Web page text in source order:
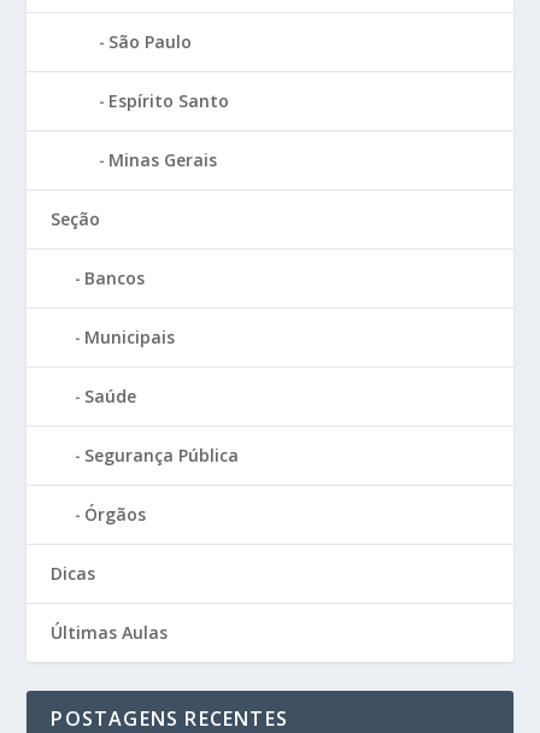
São Paulo
Espírito Santo
Minas Gerais
Seção
Bancos
Municipais
Saúde
Segurança Pública
Órgãos
Dicas
Últimas Aulas
POSTAGENS RECENTES